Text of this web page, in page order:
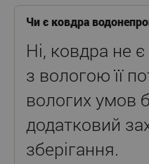
Чи є ковдра
Ні, ковдра не
з вологою її
вологих умов
додатковий
зберігання.